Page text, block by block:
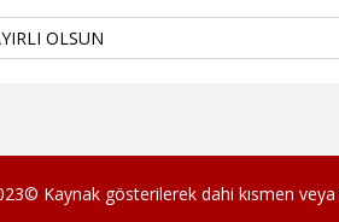
OLSUN
Kaynak gösterilerek dahi kısmen